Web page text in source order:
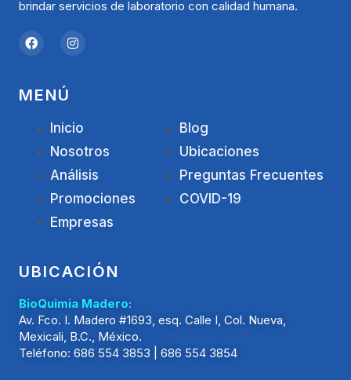
brindar servicios de laboratorio con calidad humana.
MENÚ
Inicio
Nosotros
Análisis
Promociones
Empresas
Blog
Ubicaciones
Preguntas Frecuentes
COVID-19
UBICACIÓN
BioQuimia Madero:
Av. Fco. I. Madero #1693, esq. Calle I, Col. Nueva,
Mexicali, B.C., México.
Teléfono: 686 554 3853 | 686 554 3854